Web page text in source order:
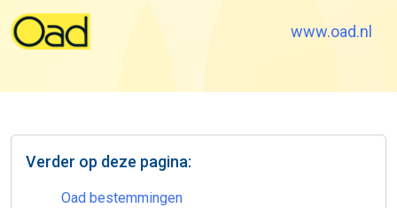
www.oad.nl
Verder op deze pagina:
Oad bestemmingen